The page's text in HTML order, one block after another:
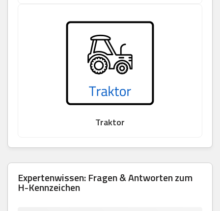
Traktor
Expertenwissen: Fragen & Antworten zum
H-Kennzeichen